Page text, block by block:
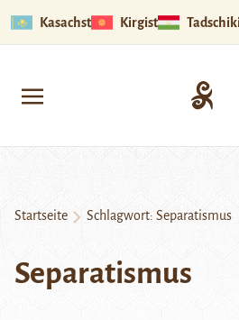
Kasachstan Kirgistan
Startseite Schlagwort: Separatismus
Separatismus